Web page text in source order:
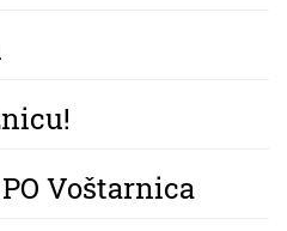
Voštarnica